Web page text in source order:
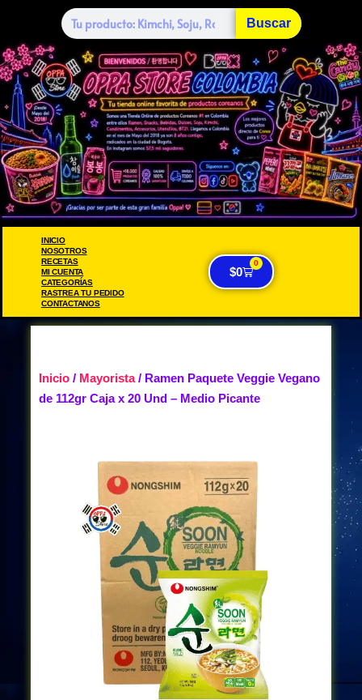
Buscar
INICIO
NOSOTROS
RECETAS
MI CUENTA
CATEGORÍAS
RASTREA TU PEDIDO
CONTACTANOS
$0
0
Inicio / Mayorista/ Ramen Paquete Veggie Vegano
de 112gr Caja x 20 Und – Medio Picante